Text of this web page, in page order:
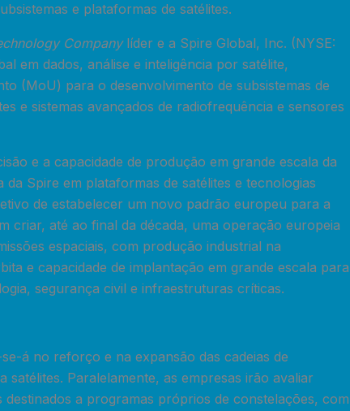
e plataformas de satélites.
Companylíder e a Spire Global, Inc. (NYSE:
em dados, análise e inteligência por satélite,
(MoU) para o desenvolvimento de subsistemas de
e sistemas avançados de radiofrequência e sensores
e a capacidade de produção em grande escala da
Spire em plataformas de satélites e tecnologias
de estabelecer um novo padrão europeu para a
criar, até ao final da década, uma operação europeia
espaciais, com produção industrial na
e capacidade de implantação em grande escala para
segurança civil e infraestruturas críticas.
á no reforço e na expansão das cadeias de
Paralelamente, as empresas irão avaliar
a programas próprios de constelações, com